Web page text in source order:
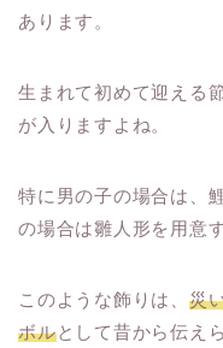
あります。
生まれて初めて迎える
が入りますよね。
特に男の子の場合は、
の場合は雛人形を用意
このような飾りは、 災
ボルとして昔から伝え